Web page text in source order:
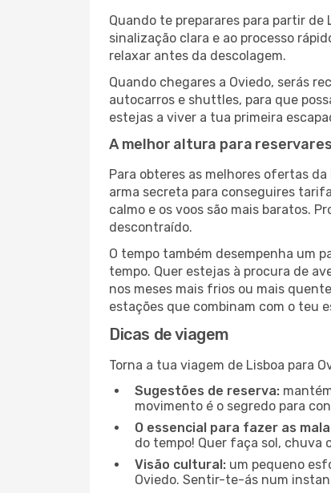
Quando te preparares para partir
sinalização clara e ao processo
relaxar antes da descolagem.
Quando chegares a Oviedo, serás
autocarros e shuttles, para que
estejas a viver a tua primeira
A melhor altura para
Para obteres as melhores ofertas
arma secreta para conseguires
calmo e os voos são mais baratos.
descontraído.
O tempo também desempenha um
tempo. Quer estejas à procura de
nos meses mais frios ou mais
estações que combinam com o teu
Dicas de viagem
Torna a tua viagem de Lisboa para
Sugestões de reserva:
movimento é o segredo para
O essencial para fazer as
do tempo! Quer faça sol,
Visão cultural: um pequeno
Oviedo. Sentir-te-ás num